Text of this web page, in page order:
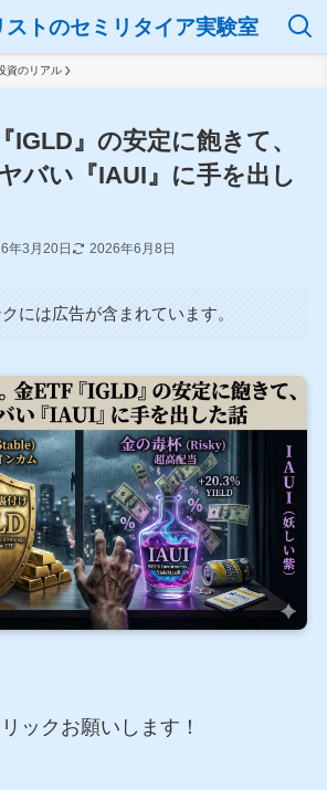
ストのセミリタイア実験室
資のリアル
IGLD』の安定に飽きて、
バい『IAUI』に手を出し
年3月20日 2026年6月8日
には広告が含まれています。
ックお願いします！